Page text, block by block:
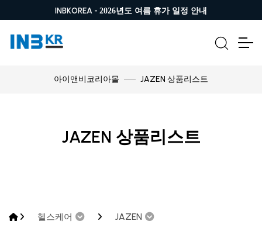
INBKOREA - 2026년도 여름 휴가 일정 안내
아이앤비코리아몰 JAZEN 상품리스트
JAZEN 상품리스트
헬스케어 JAZEN